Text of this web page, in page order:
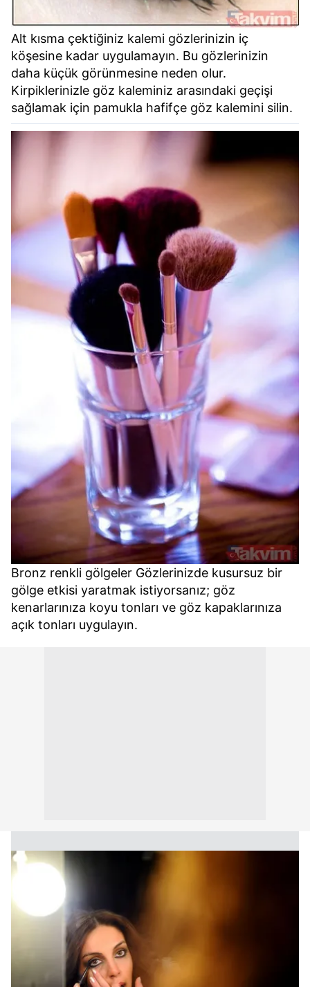
Alt kısma çektiğiniz kalemi gözlerinizin iç
köşesine kadar uygulamayın. Bu gözlerinizin
daha küçük görünmesine neden olur.
Kirpiklerinizle göz kaleminiz arasındaki geçişi
sağlamak için pamukla hafifçe göz kalemini silin.
Bronz renkli gölgeler Gözlerinizde kusursuz bir
gölge etkisi yaratmak istiyorsanız; göz
kenarlarınıza koyu tonları ve göz kapaklarınıza
açık tonları uygulayın.